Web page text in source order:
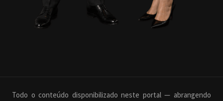
Todo o conteúdo disponibilizado neste portal — abrangendo